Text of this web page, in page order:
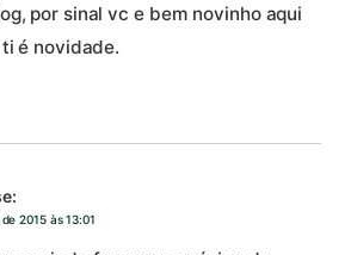
por sinal vc e bem novinho aqui
é novidade.
2015 às 13:01